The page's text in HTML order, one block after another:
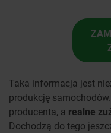
Taka informacja jest
produkcję
producenta, a realne
Dochodzą do tego